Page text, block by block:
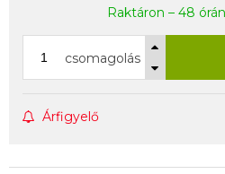
Raktáron – 48
csomagolás
Árfigyelő